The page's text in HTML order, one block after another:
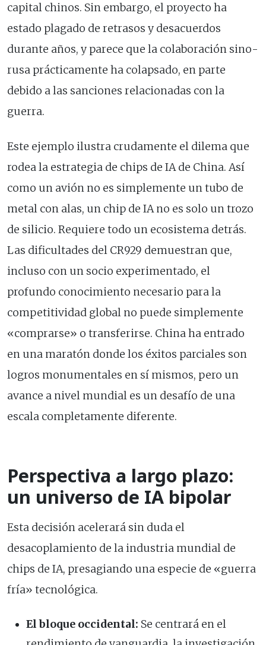
capital chinos. Sin embargo, el proyecto ha
estado plagado de retrasos y desacuerdos
durante años, y parece que la colaboración sino-
rusa prácticamente ha colapsado, en parte
debido a las sanciones relacionadas con la
guerra.
Este ejemplo ilustra crudamente el dilema que
rodea la estrategia de chips de IA de China. Así
como un avión no es simplemente un tubo de
metal con alas, un chip de IA no es solo un trozo
de silicio. Requiere todo un ecosistema detrás.
Las dificultades del CR929 demuestran que,
incluso con un socio experimentado, el
profundo conocimiento necesario para la
competitividad global no puede simplemente
«comprarse» o transferirse. China ha entrado
en una maratón donde los éxitos parciales son
logros monumentales en sí mismos, pero un
avance a nivel mundial es un desafío de una
escala completamente diferente.
Perspectiva a largo plazo:
un universo de IA bipolar
Esta decisión acelerará sin duda el
desacoplamiento de la industria mundial de
chips de IA, presagiando una especie de «guerra
fría» tecnológica.
El bloque occidental: Se centrará en el